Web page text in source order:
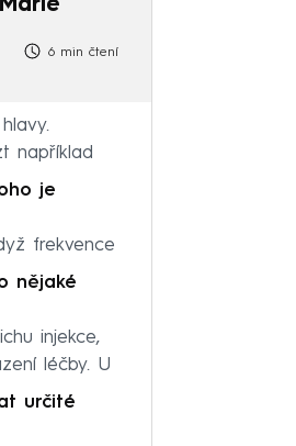
6 min čtení
například
je
frekvence
nějaké
injekce,
léčby. U
určité